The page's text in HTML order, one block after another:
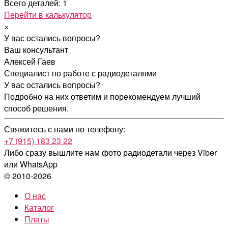
Всего деталей: 1
Перейти в калькулятор
×
У вас остались вопросы?
Ваш консультант
Алексей Гаев
Специалист по работе с радиодеталями
У вас остались вопросы?
Подробно на них ответим и порекомендуем лучший
способ решения.
Свяжитесь с нами по телефону:
+7 (915) 183 23 22
Либо сразу вышлите нам фото радиодетали через Viber
или WhatsApp
© 2010-2026
О нас
Каталог
Платы